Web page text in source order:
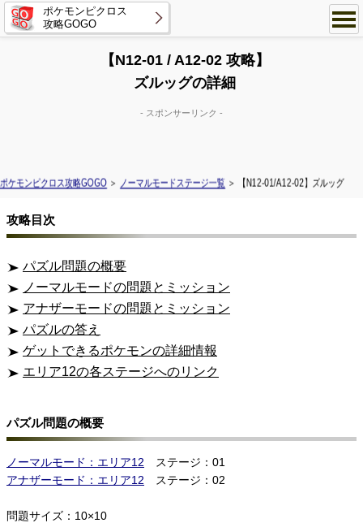
ポケモンピクロス
攻略GOGO
【N12-01 / A12-02 攻略】
ズルッグの詳細
- スポンサーリンク -
ポケモンピクロス攻略GOGO ＞ ノーマルモードステージ一覧 ＞ 【N12-01/A12-02】ズルッグ
攻略目次
パズル問題の概要
ノーマルモードの問題とミッション
アナザーモードの問題とミッション
パズルの答え
ゲットできるポケモンの詳細情報
エリア12の各ステージへのリンク
パズル問題の概要
ノーマルモード：エリア12 ステージ：01
アナザーモード：エリア12 ステージ：02
問題サイズ：10×10